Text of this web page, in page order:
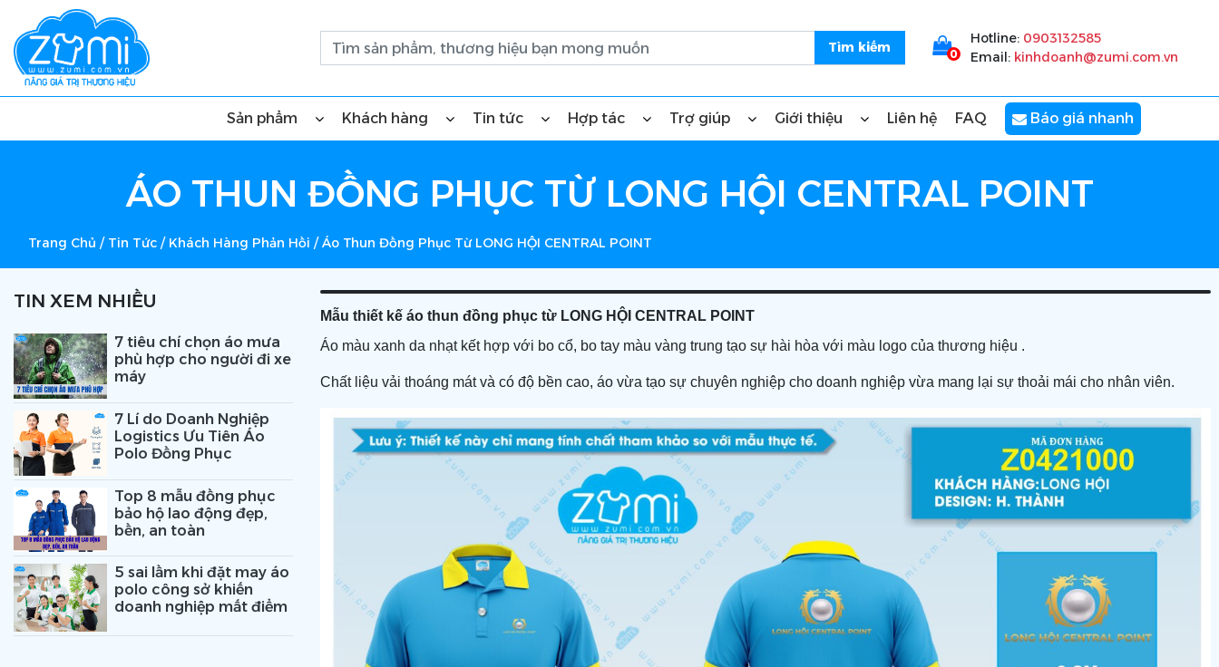
0
Hotline: 0903132585
Email: kinhdoanh@zumi.com.vn
Sản phẩm Khách hàng Tin tức Hợp tác Trợ giúp Giới thiệu Liên hệ FAQ Báo giá nhanh
ÁO THUN ĐỒNG PHỤC TỪ LONG HỘI CENTRAL POINT
Trang Chủ / Tin Tức / Khách Hàng Phản Hồi / Áo Thun Đồng Phục Từ LONG HỘI CENTRAL POINT
TIN XEM NHIỀU
7 tiêu chí chọn áo mưa
phù hợp cho người đi xe
máy
7 Lí do Doanh Nghiệp
Logistics Ưu Tiên Áo
Polo Đồng Phục
Top 8 mẫu đồng phục
bảo hộ lao động đẹp,
bền, an toàn
5 sai lầm khi đặt may áo
polo công sở khiến
doanh nghiệp mất điểm
Mẫu thiết kế áo thun đồng phục từ LONG HỘI CENTRAL POINT
Áo màu xanh da nhạt kết hợp với bo cổ, bo tay màu vàng trung tạo sự hài hòa với màu logo của thương hiệu .
Chất liệu vải thoáng mát và có độ bền cao, áo vừa tạo sự chuyên nghiệp cho doanh nghiệp vừa mang lại sự thoải mái cho nhân viên.